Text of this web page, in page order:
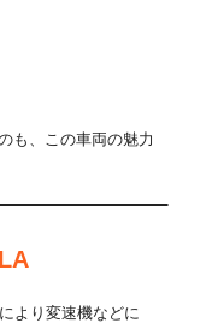
も、この車両の魅力
より変速機などに